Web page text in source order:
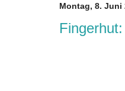
Montag, 8. Juni